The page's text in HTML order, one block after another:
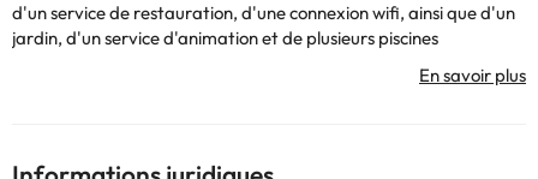
d'un service de restauration, d'une connexion wifi, ainsi que d'un
jardin, d'un service d'animation et de plusieurs piscines
hôtel dispose d'une grande diversité de couleurs et de
fort et d'une salle de bain complète avec douche ou baignoire et